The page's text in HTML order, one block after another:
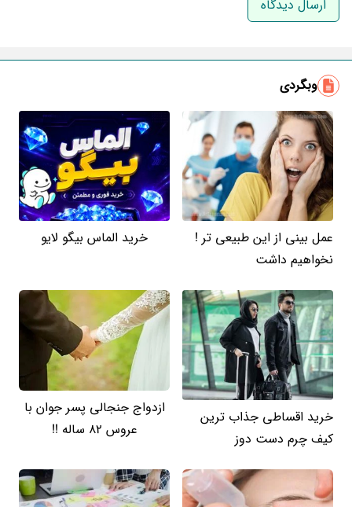
وبگردی
عمل بینی از این طبیعی تر !
نخواهیم داشت
خرید الماس بیگو لایو
خرید اقساطی جذاب ترین
کیف چرم دست دوز
ازدواج جنجالی پسر جوان با
عروس 82 ساله !!